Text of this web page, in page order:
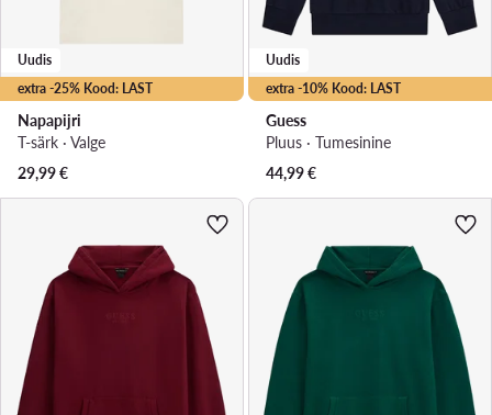
extra -25% Kood: LAST
Uudis
Napapijri
T-särk · Valge
29,99€
extra -10% Kood: LAST
Uudis
Guess
Pluus · Tumesinine
44,99€